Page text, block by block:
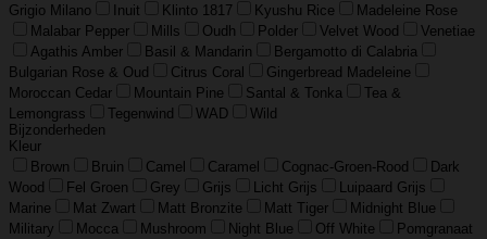
Grigio Milano
Inuit Klinto 1817 Kyushu Rice
Madeleine Rose
Malabar Pepper
Mills Oudh Polder Velvet Wood
Venetiae
Agathis Amber
Basil & Mandarin
Bergamotto di Calabria
Bulgarian Rose & Oud
Citrus Coral
Gingerbread Madeleine
Moroccan Cedar
Mountain Pine Santal & Tonka
Tea &
Lemongrass
Tegenwind WAD
Wild
Bijzonderheden
Kleur
Brown
Bruin Camel Caramel Cognac-Groen-Rood
Dark
Wood
Fel Groen Grey Grijs Licht Grijs
Luipaard Grijs
Marine
Mat Zwart Matt Bronzite Matt Tiger
Midnight Blue
Military
Mocca Mushroom Night Blue Off White
Pomgranaat